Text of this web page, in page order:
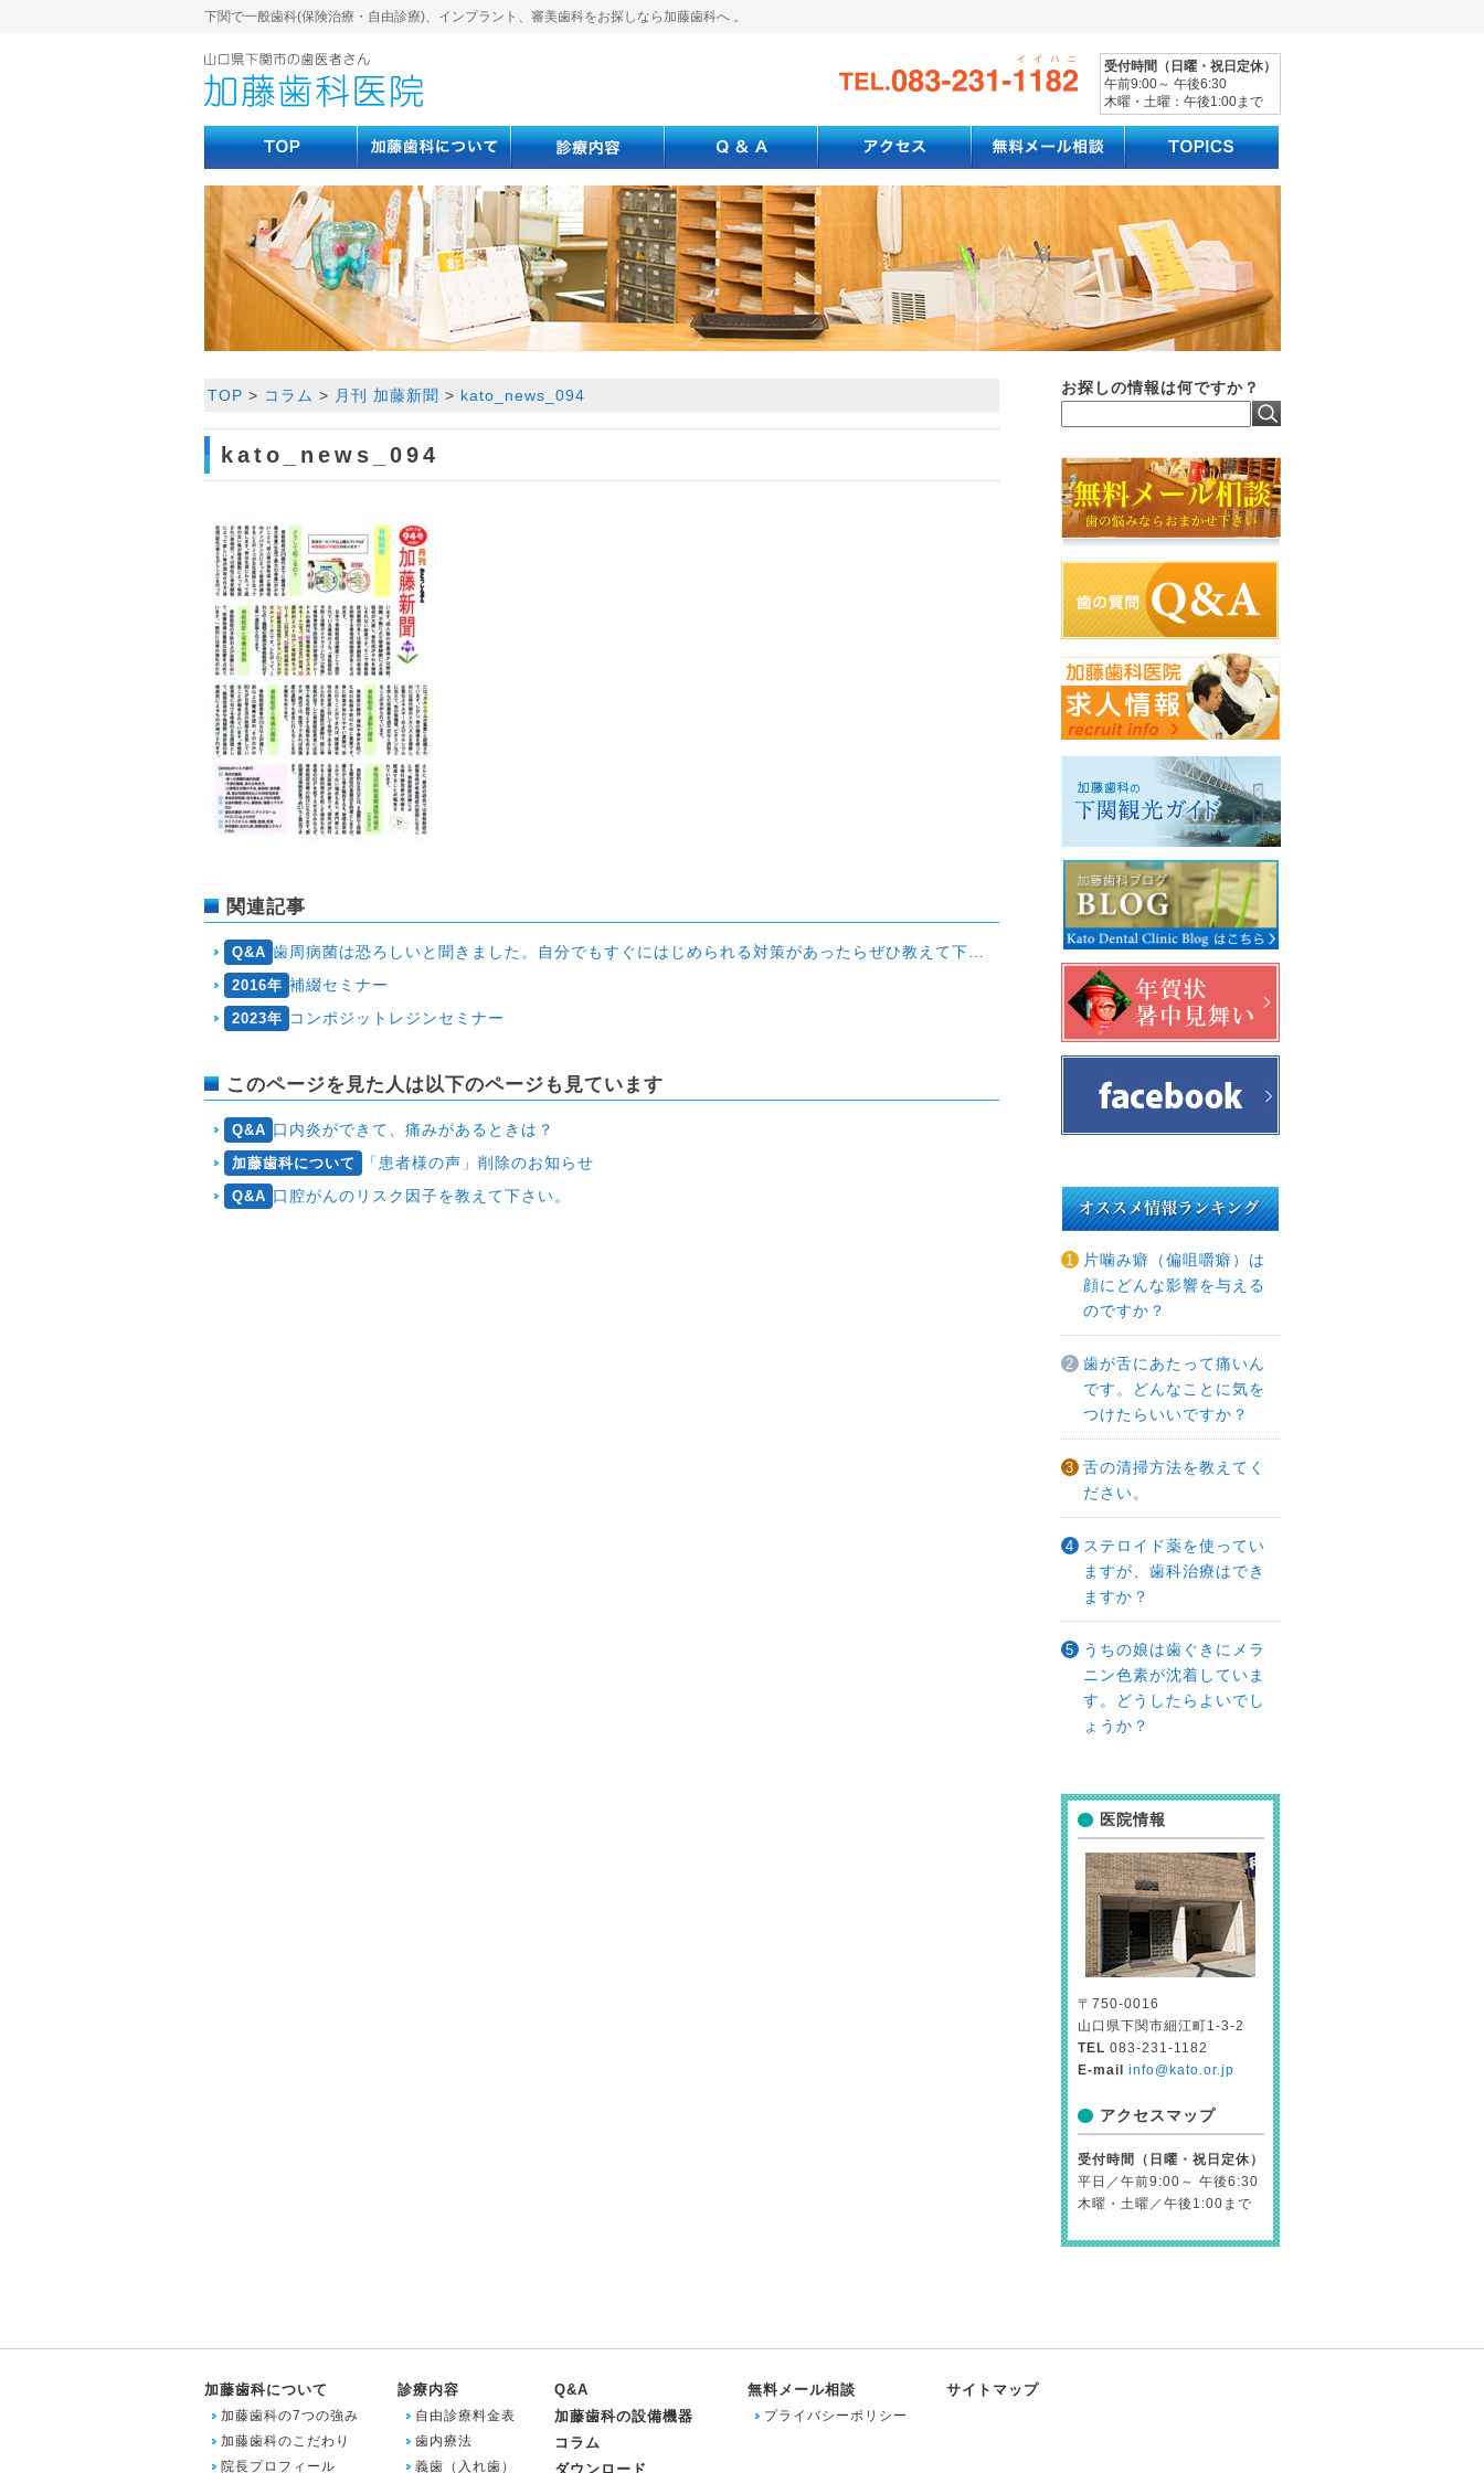
下関で一般歯科(保険治療・自由診療)、インプラント、審美歯科をお探しなら加藤歯科へ 。
受付時間（日曜・祝日定休）
午前9:00～ 午後6:30
木曜・土曜：午後1:00まで
TOP > コラム > 月刊 加藤新聞 > kato_news_094
kato_news_094
関連記事
Q&A 歯周病菌は恐ろしいと聞きました。自分でもすぐにはじめられる対策があったらぜひ教えて下さい！
2016年 補綴セミナー
2023年 コンポジットレジンセミナー
このページを見た人は以下のページも見ています
Q&A 口内炎ができて、痛みがあるときは？
加藤歯科について 「患者様の声」削除のお知らせ
Q&A 口腔がんのリスク因子を教えて下さい。
お探しの情報は何ですか？
片噛み癖（偏咀嚼癖）は
顔にどんな影響を与える
のですか？
歯が舌にあたって痛いん
です。どんなことに気を
つけたらいいですか？
舌の清掃方法を教えてく
ださい。
ステロイド薬を使ってい
ますが、歯科治療はでき
ますか？
うちの娘は歯ぐきにメラ
ニン色素が沈着していま
す。どうしたらよいでし
ょうか？
医院情報
〒750-0016
山口県下関市細江町1-3-2
TEL 083-231-1182
E-mail
info@kato.or.jp
アクセスマップ
受付時間（日曜・祝日定休）
平日／午前9:00～ 午後6:30
木曜・土曜／午後1:00まで
加藤歯科について
加藤歯科の7つの強み
加藤歯科のこだわり
院長プロフィール
診療内容
自由診療料金表
歯内療法
義歯（入れ歯）
Q&A
加藤歯科の設備機器
コラム
ダウンロード
無料メール相談
プライバシーポリシー
サイトマップ